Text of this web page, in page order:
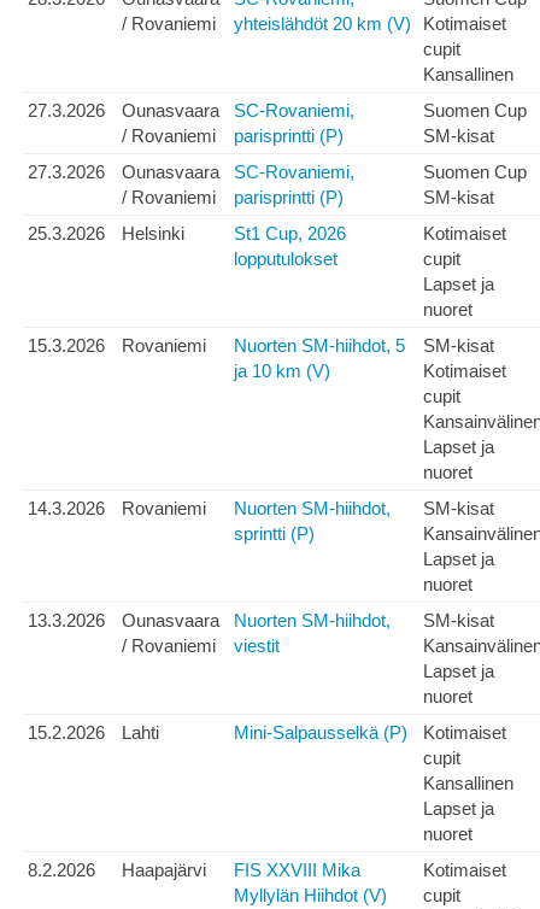
/ Rovaniemi
yhteislähdöt 20 km (V)
Kotimaiset
cupit
Kansallinen
27.3.2026
Ounasvaara
/ Rovaniemi
SC-Rovaniemi,
parisprintti (P)
Suomen Cup
SM-kisat
27.3.2026
Ounasvaara
/ Rovaniemi
SC-Rovaniemi,
parisprintti (P)
Suomen Cup
SM-kisat
25.3.2026
Helsinki
St1 Cup, 2026
lopputulokset
Kotimaiset
cupit
Lapset ja
nuoret
15.3.2026
Rovaniemi
Nuorten SM-hiihdot, 5
ja 10 km (V)
SM-kisat
Kotimaiset
cupit
Lapset ja
nuoret
14.3.2026
Rovaniemi
Nuorten SM-hiihdot,
sprintti (P)
SM-kisat
Lapset ja
nuoret
13.3.2026
Ounasvaara
/ Rovaniemi
Nuorten SM-hiihdot,
viestit
SM-kisat
Lapset ja
nuoret
15.2.2026
Lahti Mini-Salpausselkä (P)
Kotimaiset
cupit
Kansallinen
Lapset ja
nuoret
8.2.2026
Haapajärvi
FIS XXVIII Mika
Myllylän Hiihdot (V)
Kotimaiset
cupit